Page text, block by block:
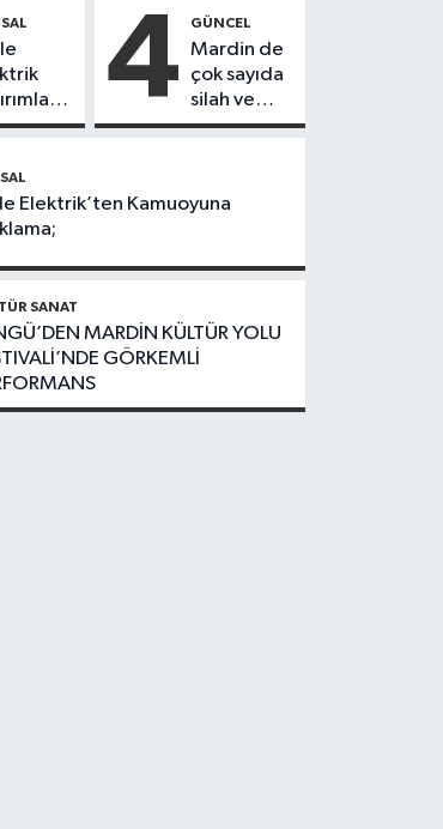
ürettikleri
gıda
ürünlerini
satarak
köydeki
desteğinde
4 GÜNCEL
Mardin de
çok sayıda
silah ve
mühimmat
Elektrik’ten Kamuoyuna
SANAT
MARDİN KÜLTÜR YOLU
GÖRKEMLİ